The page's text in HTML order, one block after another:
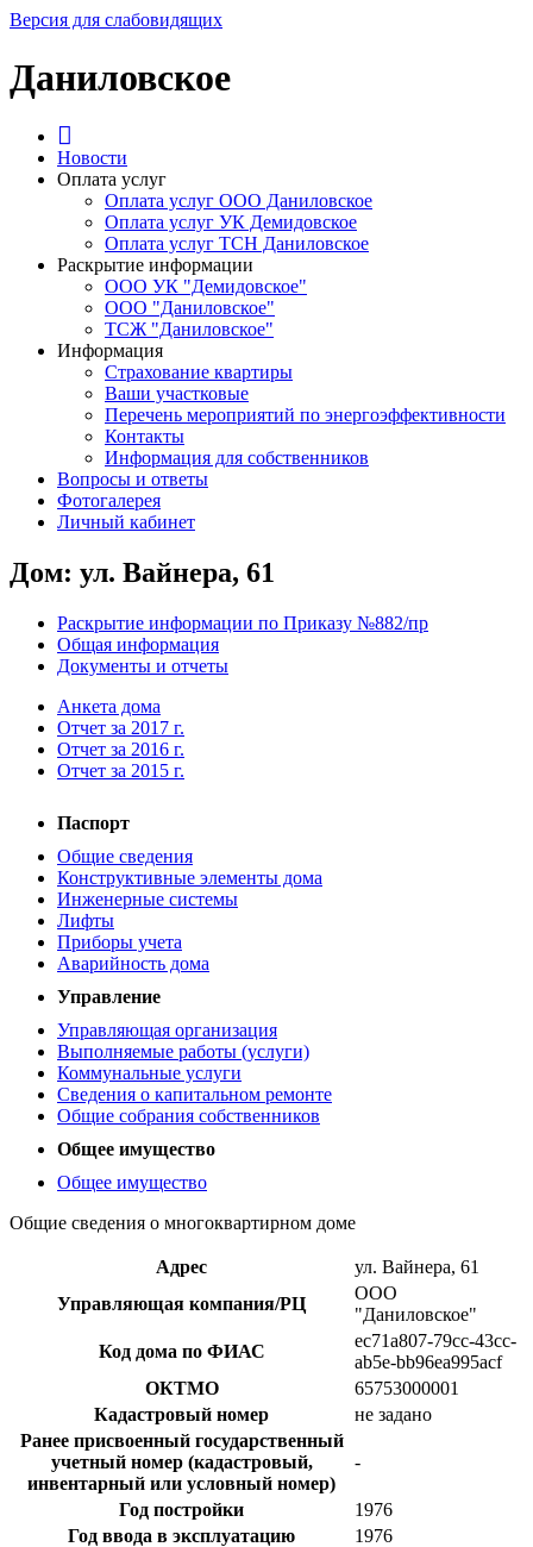
Версия для слабовидящих
Даниловское
Новости
Оплата услуг
Оплата услуг ООО Даниловское
Оплата услуг УК Демидовское
Оплата услуг ТСН Даниловское
Раскрытие информации
ООО УК "Демидовское"
ООО "Даниловское"
ТСЖ "Даниловское"
Информация
Страхование квартиры
Ваши участковые
Перечень мероприятий по энергоэффективности
Контакты
Информация для собственников
Вопросы и ответы
Фотогалерея
Личный кабинет
Дом: ул. Вайнера, 61
Раскрытие информации по Приказу №882/пр
Общая информация
Документы и отчеты
Анкета дома
Отчет за 2017 г.
Отчет за 2016 г.
Отчет за 2015 г.
Паспорт
Общие сведения
Конструктивные элементы дома
Инженерные системы
Лифты
Приборы учета
Аварийность дома
Управление
Управляющая организация
Выполняемые работы (услуги)
Коммунальные услуги
Сведения о капитальном ремонте
Общие собрания собственников
Общее имущество
Общее имущество
Общие сведения о многоквартирном доме
Адрес
ул. Вайнера, 61
Управляющая компания/РЦ
ООО
"Даниловское"
Код дома по ФИАС
ec71a807-79cc-43cc-
ab5e-bb96ea995acf
ОКТМО
65753000001
Кадастровый номер
не задано
Ранее присвоенный государственный
учетный номер (кадастровый,
инвентарный или условный номер)
-
Год постройки
1976
Год ввода в эксплуатацию
1976